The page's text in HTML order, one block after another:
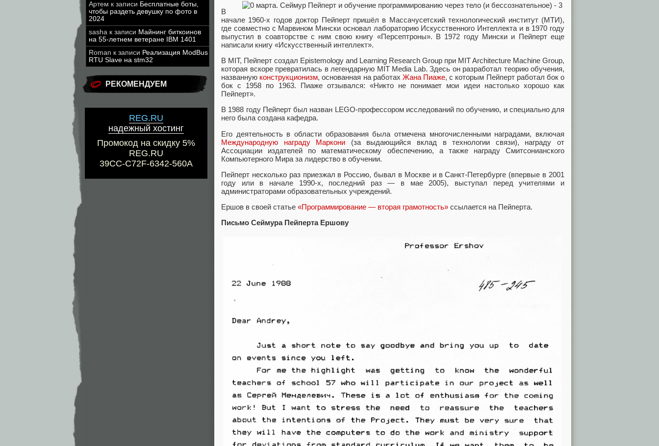
Артем к записи Бесплатные боты,
чтобы раздеть девушку по фото в
2024
sasha к записи Майнинг биткоинов
на 55-летнем ветеране IBM 1401
Roman к записи Реализация ModBus
RTU Slave на stm32
РЕКОМЕНДУЕМ
REG.RU
надежный хостинг
Промокод на скидку 5%
REG.RU
39CC-C72F-6342-560A
В
начале 1960-х годов доктор Пейперт пришёл в Массачусетский технологический институт (МТИ),
где совместно с Марвином Мински основал лабораторию Искусственного Интеллекта и в 1970 году
выпустил в соавторстве с ним свою книгу «Персептроны». В 1972 году Мински и Пейперт еще
написали книгу «Искусственный интеллект».
В MIT, Пейперт создал Epistemology and Learning Research Group при MIT Architecture Machine Group,
которая вскоре превратилась в легендарную MIT Media Lab. Здесь он разработал теорию обучения,
названную конструкционизм, основанная на работах Жана Пиаже, с которым Пейперт работал бок о
бок с 1958 по 1963. Пиаже отзывался: «Никто не понимает мои идеи настолько хорошо как
Пейперт».
В 1988 году Пейперт был назван LEGO-профессором исследований по обучению, и специально для
него была создана кафедра.
Его деятельность в области образования была отмечена многочисленными наградами, включая
Международную награду Маркони (за выдающийся вклад в технологии связи), награду от
Ассоциации издателей по математическому обеспечению, а также награду Смитсонианского
Компьютерного Мира за лидерство в обучении.
Пейперт несколько раз приезжал в Россию, бывал в Москве и в Санкт-Петербурге (впервые в 2001
году или в начале 1990-х, последний раз — в мае 2005), выступал перед учителями и
администраторами образовательных учреждений.
Ершов в своей статье «Программирование — вторая грамотность» ссылается на Пейперта.
Письмо Сеймура Пейперта Ершову